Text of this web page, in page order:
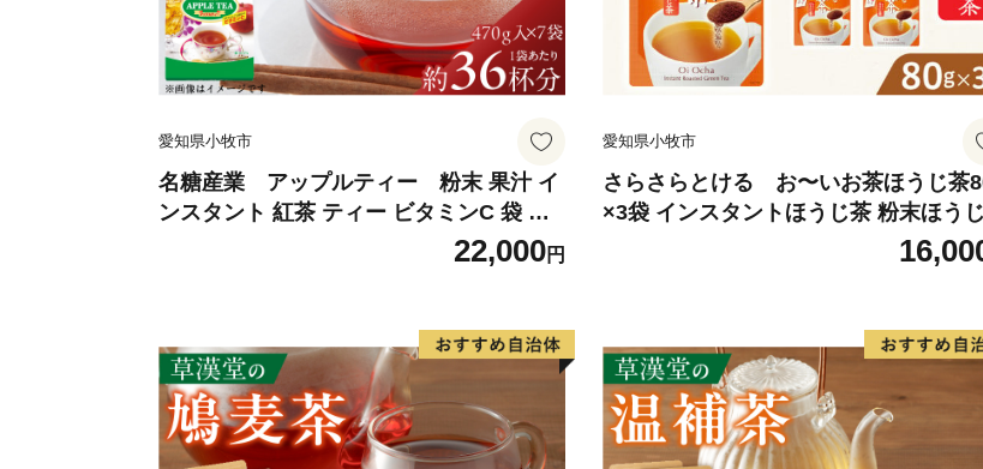
また、飛騨川に
で国道256号、
総面積851.21
を利用して、農
地目別では森林
（0.90%）、道
標高 最高
愛知県小牧市
名糖産業 アップルティー 粉末 果汁 イ
ンスタント 紅茶 ティー ビタミンC 袋 ロ
ングセラー 粉末飲料 粉末茶 簡単 手軽 ホ
22,000円
愛知県小牧市
さらさらとける お〜いお茶ほうじ茶
×3袋 インスタントほうじ茶 粉末ほう